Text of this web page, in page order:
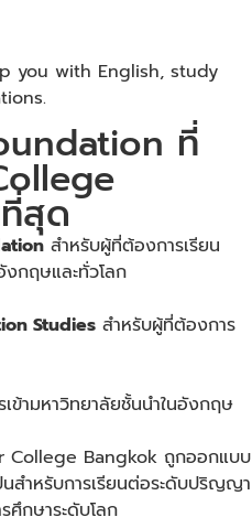
you with English, study
ที่
สุด
สำหรับผู้ที่ต้องการเรียน
กฤษและทั่วโลก
Studies สำหรับผู้ที่ต้องการ
ข้ามหาวิทยาลัยชั้นนำในอังกฤษ
College Bangkok ถูกออกแบบ
นสำหรับการเรียนต่อระดับปริญญา
ศึกษาระดับโลก